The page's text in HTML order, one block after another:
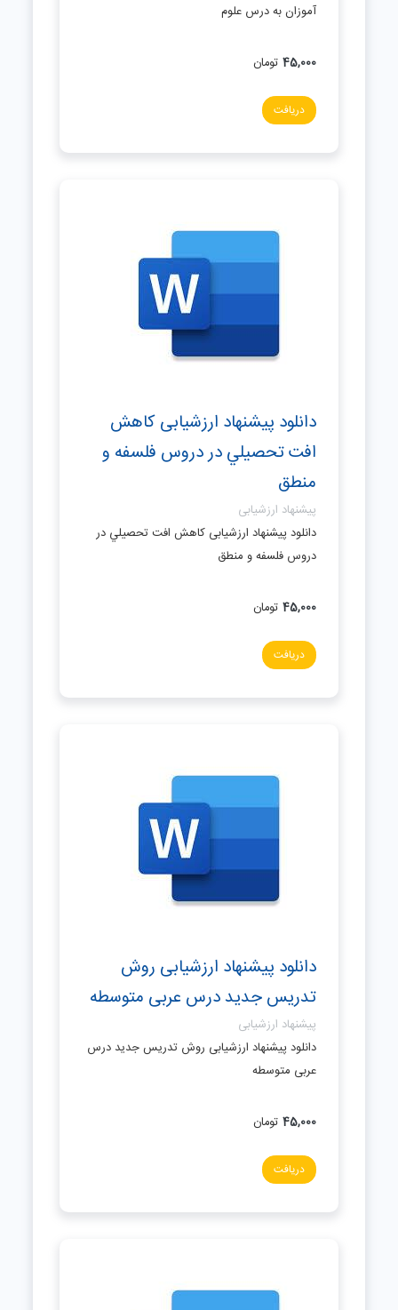
آموزان به درس علوم
45,000 تومان
دریافت
دانلود پیشنهاد ارزشیابی كاهش
افت تحصيلي در دروس فلسفه و
منطق
پیشنهاد ارزشیابی
دانلود پیشنهاد ارزشیابی كاهش افت تحصيلي در
دروس فلسفه و منطق
45,000 تومان
دریافت
دانلود پیشنهاد ارزشیابی روش
تدریس جدید درس عربی متوسطه
پیشنهاد ارزشیابی
دانلود پیشنهاد ارزشیابی روش تدریس جدید درس
عربی متوسطه
45,000 تومان
دریافت